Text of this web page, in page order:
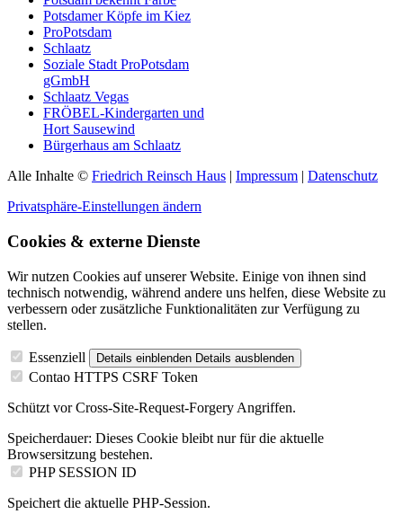
Potsdamer Köpfe im Kiez
ProPotsdam
Schlaatz
Soziale Stadt ProPotsdam
gGmbH
Schlaatz Vegas
FRÖBEL-Kindergarten und
Hort Sausewind
Bürgerhaus am Schlaatz
Alle Inhalte © Friedrich Reinsch Haus | Impressum | Datenschutz
Privatsphäre-Einstellungen ändern
Cookies & externe Dienste
Wir nutzen Cookies auf unserer Website. Einige von ihnen sind
technisch notwendig, während andere uns helfen, diese Website zu
verbessern oder zusätzliche Funktionalitäten zur Verfügung zu
stellen.
Essenziell Details einblenden Details ausblenden
Contao HTTPS CSRF Token
Schützt vor Cross-Site-Request-Forgery Angriffen.
Speicherdauer: Dieses Cookie bleibt nur für die aktuelle
Browsersitzung bestehen.
PHP SESSION ID
Speichert die aktuelle PHP-Session.